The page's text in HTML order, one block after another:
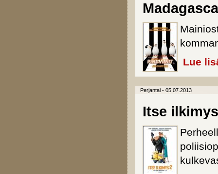
Lue
Perjantai - 05.07.2013
Itse